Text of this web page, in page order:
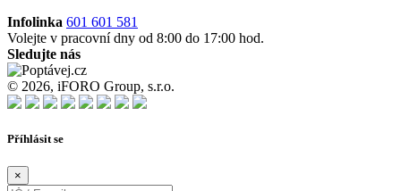
Infolinka 601 601 581
Volejte v pracovní dny od 8:00 do 17:00 hod.
Sledujte nás
© 2026, iFORO Group, s.r.o.
Příhlásit se
×